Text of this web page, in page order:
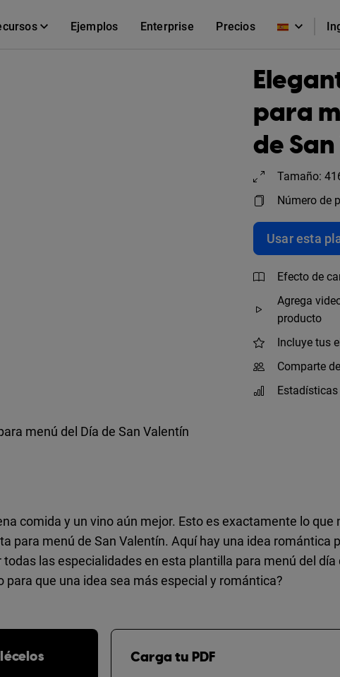
Ejemplos Enterprise Precios
para
de
Tamaño:
Número de
Usar esta
Efecto de
Agrega
producto
Incluye tus
Comparte
menú del Día de San Valentín
comida y un vino aún mejor. Esto es exactamente lo
para menú de San Valentín. Aquí hay una idea romántica
las especialidades en esta plantilla para menú del
que una idea sea más especial y romántica?
Carga tu PDF